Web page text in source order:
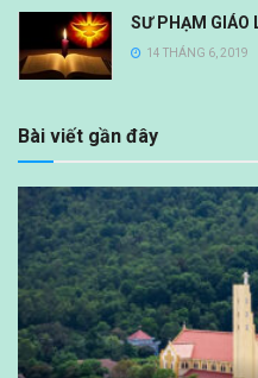
SƯ PHẠM GIÁO
14 THÁNG 6, 2019
Bài viết gần đây